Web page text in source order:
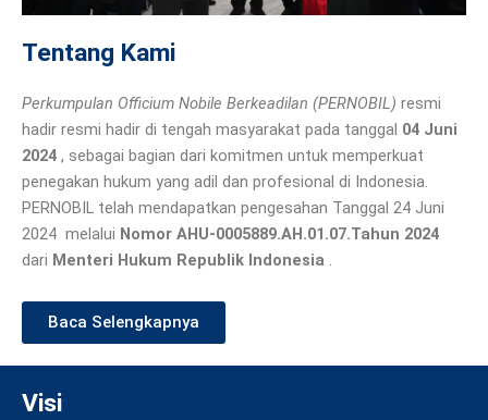
Tentang Kami
Perkumpulan Officium Nobile Berkeadilan (PERNOBIL) resmi
hadir resmi hadir di tengah masyarakat pada tanggal 04 Juni
2024 , sebagai bagian dari komitmen untuk memperkuat
penegakan hukum yang adil dan profesional di Indonesia.
PERNOBIL telah mendapatkan pengesahan Tanggal 24 Juni
2024 melalui Nomor AHU-0005889.AH.01.07.Tahun 2024
dari Menteri Hukum Republik Indonesia .
Baca Selengkapnya
Visi